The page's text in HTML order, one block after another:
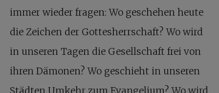
immer wieder fragen: Wo geschehen heute
die Zeichen der Gottesherrschaft? Wo wird
in unseren Tagen die Gesellschaft frei von
ihren Dämonen? Wo geschieht in unseren